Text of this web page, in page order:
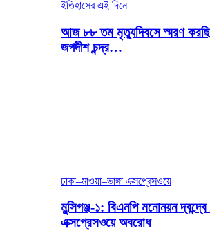
ইতিহাসের এই দিনে
আজ ৮৮ তম মৃত্যুদিবসে স্মরণ করছি
জগদীশ চন্দ্র…
ঢাকা–মাওয়া–ভাঙ্গা এক্সপ্রেসওয়ে
মুন্সিগঞ্জ-১: বিএনপি মনোনয়ন দ্বন্দ্বে
এক্সপ্রেসওয়ে অবরোধ